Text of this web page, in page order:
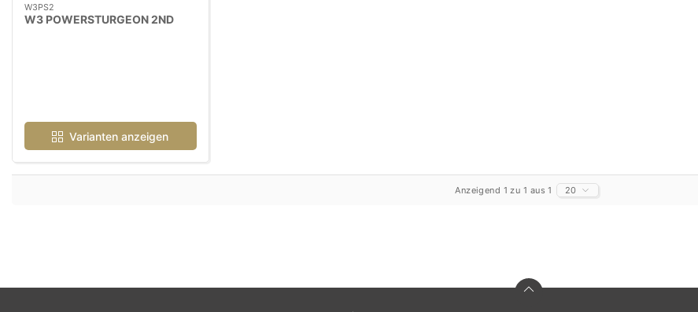
W3PS2
W3 POWERSTURGEON 2ND
Varianten anzeigen
Anzeigend 1 zu 1 aus 1 20